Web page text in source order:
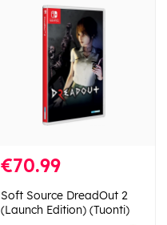
€70.99
Soft Source DreadOut 2
(Launch Edition) (Tuonti)